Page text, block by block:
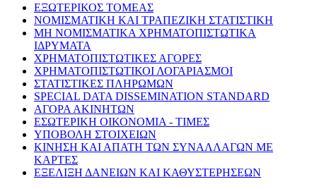
ΕΞΩΤΕΡΙΚΟΣ ΤΟΜΕΑΣ
ΝΟΜΙΣΜΑΤΙΚΗ ΚΑΙ ΤΡΑΠΕΖΙΚΗ ΣΤΑΤΙΣΤΙΚΗ
ΜΗ ΝΟΜΙΣΜΑΤΙΚΑ ΧΡΗΜΑΤΟΠΙΣΤΩΤΙΚΑ
ΙΔΡΥΜΑΤΑ
ΧΡΗΜΑΤΟΠΙΣΤΩΤΙΚΕΣ ΑΓΟΡΕΣ
ΧΡΗΜΑΤΟΠΙΣΤΩΤΙΚΟΙ ΛΟΓΑΡΙΑΣΜΟΙ
ΣΤΑΤΙΣΤΙΚΕΣ ΠΛΗΡΩΜΩΝ
SPECIAL DATA DISSEMINATION STANDARD
ΑΓΟΡΑ ΑΚΙΝΗΤΩΝ
ΕΣΩΤΕΡΙΚΗ ΟΙΚΟΝΟΜΙΑ - ΤΙΜΕΣ
ΥΠΟΒΟΛΗ ΣΤΟΙΧΕΙΩΝ
ΚΙΝΗΣΗ ΚΑΙ ΑΠΑΤΗ ΤΩΝ ΣΥΝΑΛΛΑΓΩΝ ΜΕ
ΚΑΡΤΕΣ
ΕΞΕΛΙΞΗ ΔΑΝΕΙΩΝ ΚΑΙ ΚΑΘΥΣΤΕΡΗΣΕΩΝ